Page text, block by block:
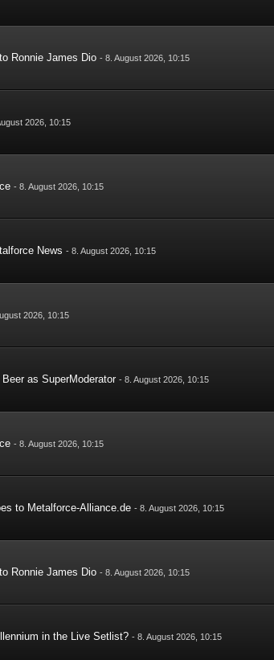
Ronnie James Dio -8. August 2026, 10:15
2026, 10:15
-8. August 2026, 10:15
News -8. August 2026, 10:15
2026, 10:15
as SuperModerator -8. August 2026, 10:15
-8. August 2026, 10:15
to Metalforce-Alliance.de -8. August 2026, 10:15
Ronnie James Dio -8. August 2026, 10:15
in the Live Setlist? -8. August 2026, 10:15